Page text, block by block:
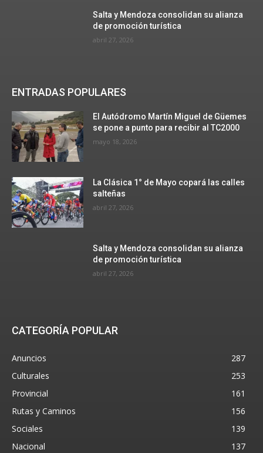
Salta y Mendoza consolidan su alianza
de promoción turística
abril 27, 2026
ENTRADAS POPULARES
El Autódromo Martín Miguel de Güemes
se pone a punto para recibir al TC2000
mayo 18, 2026
La Clásica 1° de Mayo copará las calles
salteñas
abril 27, 2026
Salta y Mendoza consolidan su alianza
de promoción turística
abril 27, 2026
CATEGORÍA POPULAR
Anuncios
287
Culturales
253
Provincial
161
Rutas y Caminos
156
Sociales
139
Nacional
137